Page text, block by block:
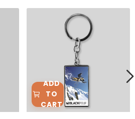
ADD
TO
CART